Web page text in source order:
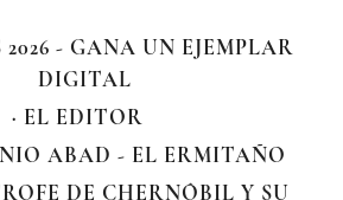
2026 - GANA UN EJEMPLAR
DIGITAL
· EL EDITOR
ABAD - EL ERMITAÑO
DE CHERNÓBIL Y SU